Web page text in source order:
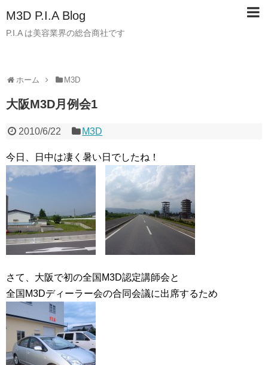
M3D P.I.A Blog
P.I.A は美容業界の総合商社です
ホーム M3D
大阪M3D月例会1
2010/6/22 M3D
今日、日中は凄く暑い日でしたね！
さて、大阪で初の全国M3D認定講師会と
全国M3Dディーラー会の合同会議に出席するため